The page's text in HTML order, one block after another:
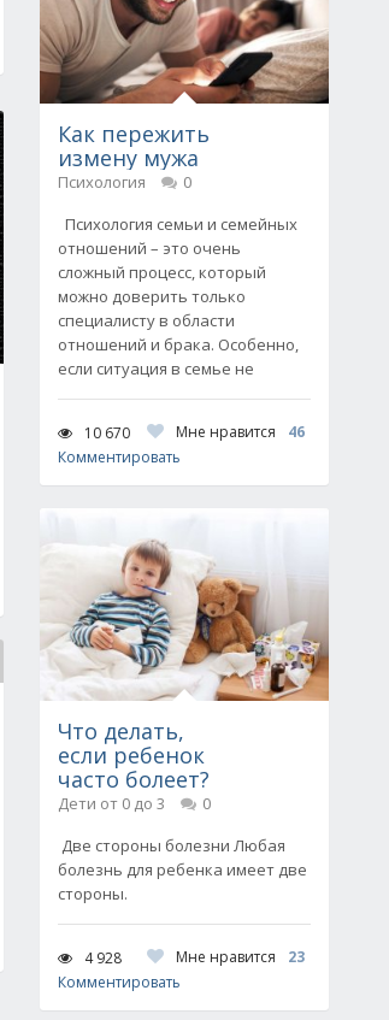
Как пережить
измену мужа
Психология
0
Психология семьи и семейных
отношений – это очень
сложный процесс, который
можно доверить только
специалисту в области
отношений и брака. Особенно,
если ситуация в семье не
10 670 Мне нравится
46
Комментировать
Что делать,
если ребенок
часто болеет?
Дети от 0 до 3
0
Две стороны болезни Любая
болезнь для ребенка имеет две
стороны.
4 928 Мне нравится
23
Комментировать